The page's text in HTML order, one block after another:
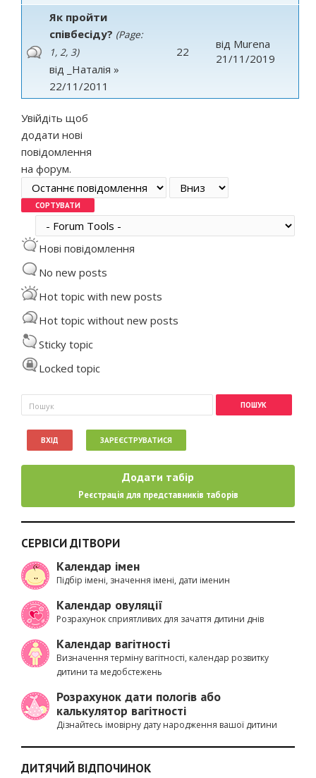
Як пройти
співбесіду? (Page:
1, 2, 3)
від _Наталія »
22/11/2011
22
від Murena
21/11/2019
Увійдіть щоб
додати нові
повідомлення
на форум.
Order by
Сортувати
Нові повідомлення
No new posts
Hot topic with new posts
Hot topic without new posts
Sticky topic
Locked topic
Пошукова форма
Пошук
ВХІД ЗАРЕЄСТРУВАТИСЯ
Додати табір
Реєстрація для представників таборів
СЕРВІСИ ДІТВОРИ
Календар імен
Підбір імені, значення імені, дати іменин
Календар овуляції
Розрахунок сприятливих для зачаття дитини днів
Календар вагітності
Визначення терміну вагітності, календар розвитку
дитини та медобстежень
Розрахунок дати пологів або
калькулятор вагітності
Дізнайтесь імовірну дату народження вашої дитини
ДИТЯЧИЙ ВІДПОЧИНОК